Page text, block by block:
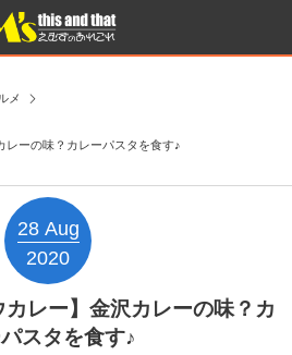
メ
レーの味？カレーパスタを食す♪
28 Aug
2020
レー】金沢カレーの味？カ
スタを食す♪